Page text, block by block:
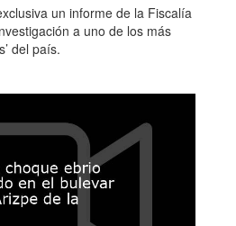
un informe de la Fiscalía
a uno de los más
del país.